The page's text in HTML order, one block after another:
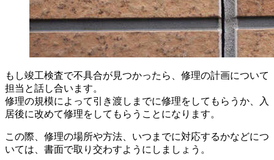
もし竣工検査で不具合が見つかったら、修理の計画について
担当と話し合います。
修理の規模によって引き渡しまでに修理をしてもらうか、入
居後に改めて修理をしてもらうことになります。
この際、修理の場所や方法、いつまでに対応するかなどにつ
いては、書面で取り交わすようにしましょう。